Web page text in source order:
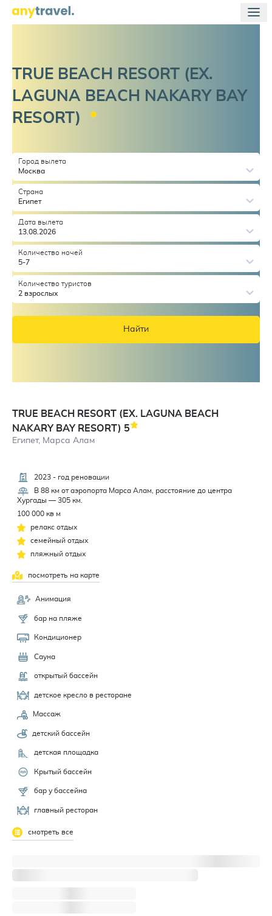
TRUE BEACH RESORT (EX.
LAGUNA BEACH NAKARY BAY
RESORT)
Город вылета
Москва
Страна
Египет
Дата вылета
13.08.2026
Количество ночей
5-7
Количество туристов
2 взрослых
Найти
TRUE BEACH RESORT (EX. LAGUNA BEACH
NAKARY BAY RESORT) 5
Египет, Марса Алам
2023 - год реновации
В 88 км от аэропорта Марса Алам, расстояние до центра
Хургады — 305 км.
100 000 кв м
релакс отдых
семейный отдых
пляжный отдых
посмотреть на карте
Анимация
бар на пляже
Кондиционер
Сауна
открытый бассейн
детское кресло в ресторане
Массаж
детский бассейн
детская площадка
Крытый бассейн
бар у бассейна
главный ресторан
смотреть все